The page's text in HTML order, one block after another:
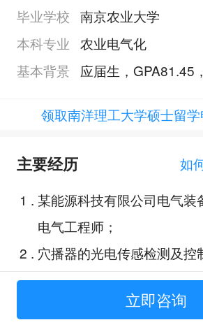
毕业学校 南京农业大学
本科专业 农业电气化
基本背景
应届生，GPA81.45
领取南洋理工大学硕士留
主要经历
如
1 . 某能源科技有限公司电气装
电气工程师；
2 . 穴播器的光电传感检测及控
统；
基于MATLAB的电力系统故
立即咨询